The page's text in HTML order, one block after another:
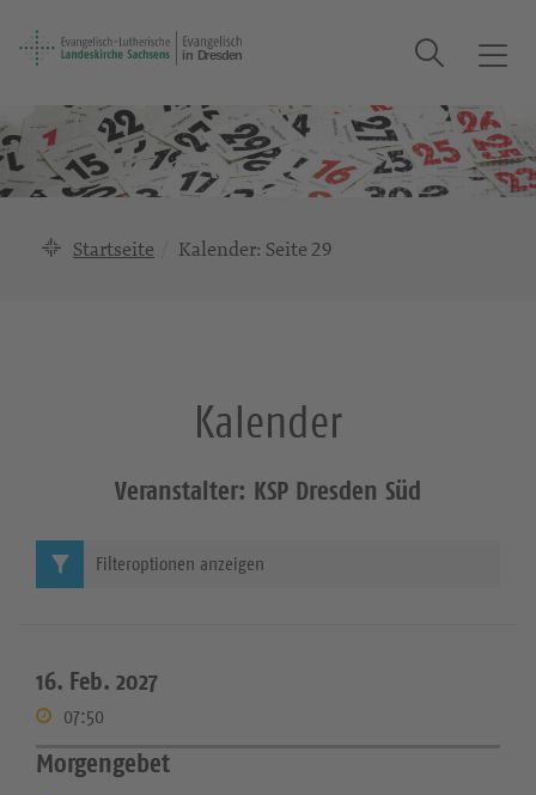
T
g
g
l
Suche
Startseite Kalender: Seite 29
Kalender
Veranstalter: KSP Dresden Süd
16. Feb. 2027
07:50
Morgengebet
Filteroptionen anzeigen